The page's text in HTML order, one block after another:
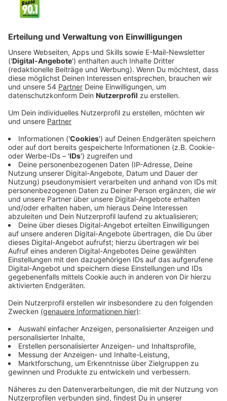
Mönchengladbach hat die Kritische Grenze von 35
Neuinfektionen pro 100.000 Einwohnern in den letzten
Tagen überschritten. Am Donnerstagabend (15.10. )
meldet die Stadt einen Wert von 36,7. Damit gelten
von jetzt an strengere Maßnahmen in der Stadt.
Konkret lauten die Maßnahmen:
Private Feiern außerhalb privater Räume mit 25
gemeldet werden.
Diese Auflage gilt sowohl für den Privatmann als
auch für den Veranstalter, in dessen
Räumlichkeiten die Feier stattfindet.
Bei Anmeldung wird eine entsprechende
Bestätigung erteilt.
Außerdem ist bei Veranstaltungen aller Art eine
namentliche Sitzplatzdokumentation
vorzunehmen.
Bei Sportveranstaltungen in geschlossenen
Räumen sind Zuschauer nicht mehr zugelassen.
Veranstaltungen mit mehr als 1000 Personen sind
sogar ganz untersagt.
Bei Sportveranstaltungen im Freien ist die
Zuschauerzahl auf 300 begrenzt.
So haben die neuen Maßnahmen auch auf das
Heimspiel der Borussia am Samstag Auswirkungen, die
300 erlaubten Zuschauer will der Verein per Los
bestimmen.
Anzeige